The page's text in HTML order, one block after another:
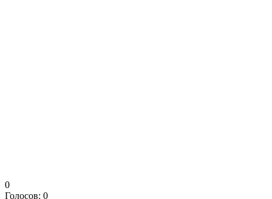
0
Голосов: 0